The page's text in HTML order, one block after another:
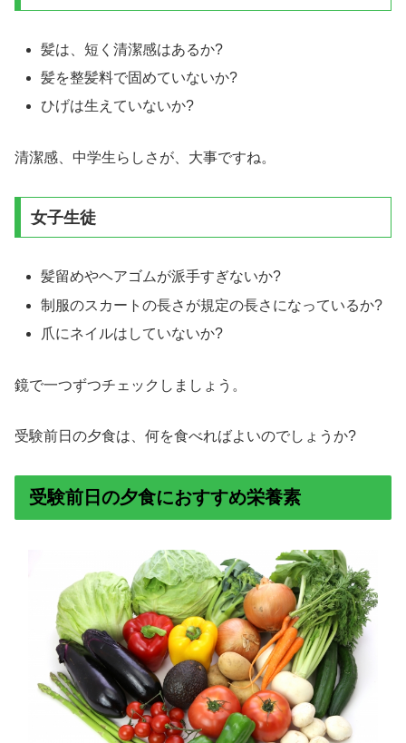
髪は、短く清潔感はあるか?
髪を整髪料で固めていないか?
ひげは生えていないか?
清潔感、中学生らしさが、大事ですね。
女子生徒
髪留めやヘアゴムが派手すぎないか?
制服のスカートの長さが規定の長さになっているか?
爪にネイルはしていないか?
鏡で一つずつチェックしましょう。
受験前日の夕食は、何を食べればよいのでしょうか?
受験前日の夕食におすすめ栄養素